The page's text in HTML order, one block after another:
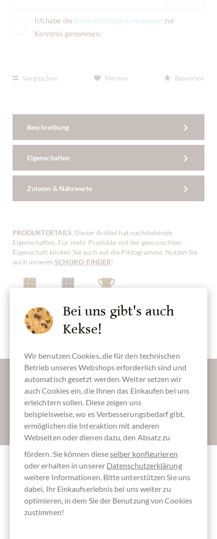
Ich habe die Datenschutzbestimmungen zur
Kenntnis genommen.
Vergleichen Merken Bewerten
Beschreibung
Eigenschaften
Zutaten & Nährwerte
PRODUKTDETAILS. Dieser Artikel hat nachstehende
Eigenschaften. Für mehr Produkte mit der gewünschten
Eigenschaft klicken Sie auch auf die Piktogramme. Nutzen Sie
auch unserenSCHOKO-FINDER!
dunkle MilchschokoladeZartbitterschokolade,
dunkle
Schokolade
Gewinner-
Paket,
Schokoladen
Sieger-Paket
Lassen Sie uns Ihren Posteingang versüßen:
Absenden
Andere Kunden bewerteten Probierpaket
Gewinner Schokoladen
Bei uns gibt's auch
Kekse!
Wir benutzen Cookies, die für den technischen
Betrieb unseres Webshops erforderlich sind und
automatisch gesetzt werden. Weiter setzen wir
auch Cookies ein, die Ihnen das Einkaufen bei uns
erleichtern sollen. Diese zeigen uns
beispielsweise, wo es Verbesserungsbedarf gibt,
ermöglichen die Interaktion mit anderen
Webseiten oder dienen dazu, den Absatz zu
fördern. Sie können dieseselber konfigurieren
oder erhalten in unserer Datenschutzerklärung
weitere Informationen. Bitte unterstützen Sie uns
dabei, Ihr Einkaufserlebnis bei uns weiter zu
optimieren, in dem Sie der Benutzung von Cookies
zustimmen!